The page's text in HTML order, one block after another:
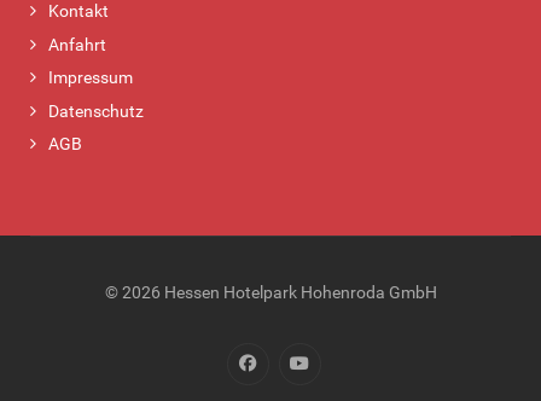
Kontakt
Anfahrt
Impressum
Datenschutz
AGB
© 2026 Hessen Hotelpark Hohenroda GmbH